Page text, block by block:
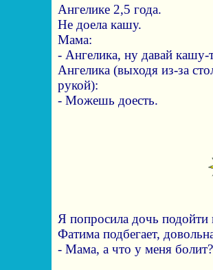
Ангелике 2,5 года.
Не доела кашу.
Мама:
- Ангелика, ну давай кашу-
Ангелика (выходя из-за
рукой):
- Можешь доесть.
Я попросила дочь подойти
Фатима подбегает,
- Мама, а что у меня болит?